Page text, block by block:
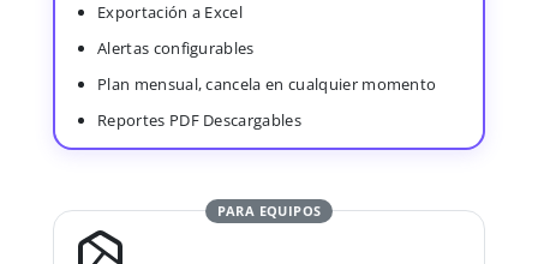
Exportación a Excel
Alertas configurables
Plan mensual, cancela en cualquier momento
Reportes PDF Descargables
PARA EQUIPOS